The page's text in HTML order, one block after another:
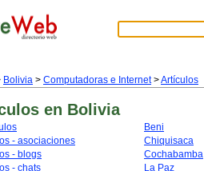
Bolivia > Computadoras e Internet>Artículos
en Bolivia
- asociaciones
- blogs
- chats
Beni
Chiquisaca
Cochabamba
La Paz